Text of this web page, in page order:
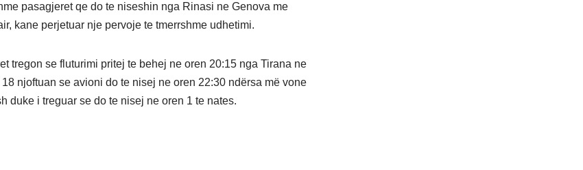
pasagjeret qe do te niseshin nga Rinasi ne Genova me
kane perjetuar nje pervoje te tmerrshme udhetimi.
tregon se fluturimi pritej te behej ne oren 20:15 nga Tirana ne
njoftuan se avioni do te nisej ne oren 22:30 ndërsa më vone
duke i treguar se do te nisej ne oren 1 te nates.